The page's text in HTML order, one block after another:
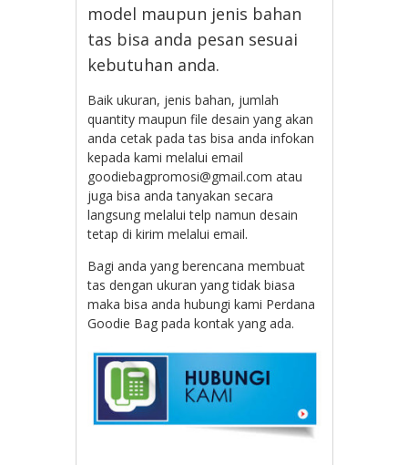
model maupun jenis bahan
tas bisa anda pesan sesuai
kebutuhan anda.
Baik ukuran, jenis bahan, jumlah
quantity maupun file desain yang akan
anda cetak pada tas bisa anda infokan
kepada kami melalui email
goodiebagpromosi@gmail.com atau
juga bisa anda tanyakan secara
langsung melalui telp namun desain
tetap di kirim melalui email.
Bagi anda yang berencana membuat
tas dengan ukuran yang tidak biasa
maka bisa anda hubungi kami Perdana
Goodie Bag pada kontak yang ada.